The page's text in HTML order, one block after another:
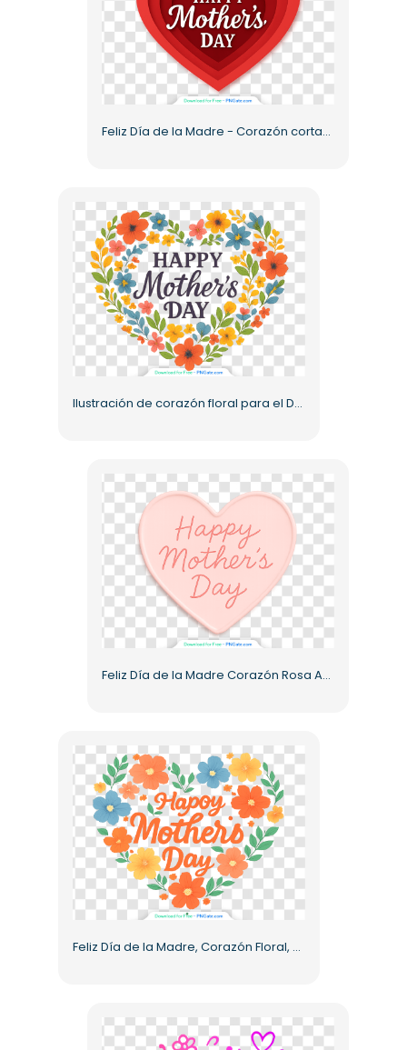
Feliz Día de la Madre - Corazón cortado en papel, PNG gratis
Ilustración de corazón floral para el Día de la Madre, PNG gratis
Feliz Día de la Madre Corazón Rosa Arte PNG Gratis
Feliz Día de la Madre, Corazón Floral, Arte PNG Gratis